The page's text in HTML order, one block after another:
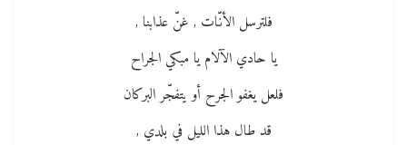
فلترسل الأنّات , غنّ عذابنا ,
يا حادي الآلام يا مبكي الجراح
فلعل يغفو الجرح أو يتفجّر البركان
قد طال هذا الليل في بلدي ,